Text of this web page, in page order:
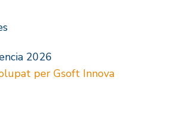
2026
per Gsoft Innova